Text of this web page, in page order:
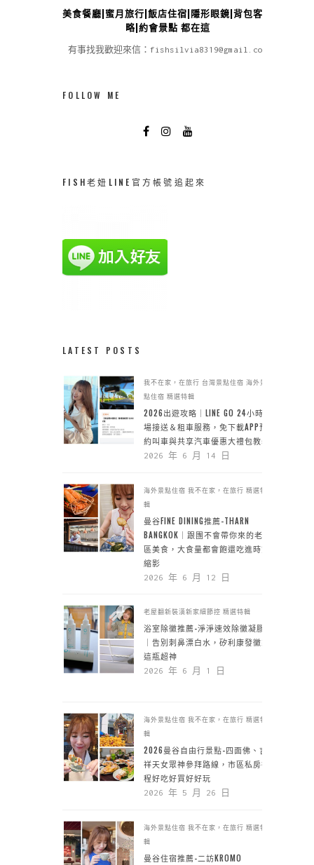
美食餐廳|蜜月旅行|飯店住宿|隱形眼鏡|背包客攻
略|約會景點 都在這
有事找我歡迎來信：fishsilvia8319@gmail.com
FOLLOW ME
FISH老妞LINE官方帳號追起來
LATEST POSTS
我不在家，在旅行 台灣景點住宿 海外景
點住宿 精選特輯
2026出遊攻略｜LINE GO 24小時機
場接送＆租車服務，免下載APP預
約叫車與共享汽車優惠大禮包教學
2026 年 6 月 14 日
海外景點住宿 我不在家，在旅行 精選特
輯
曼谷FINE DINING推薦-THARN
BANGKOK｜跟團不會帶你來的老城
區美食，大食量都會飽還吃進時空
縮影
2026 年 6 月 12 日
老屋翻新裝潢新家細節控 精選特輯
浴室除黴推薦-淨淨速效除黴凝膠
｜告別刺鼻漂白水，矽利康發黴靠
這瓶超神
2026 年 6 月 1 日
海外景點住宿 我不在家，在旅行 精選特
輯
2026曼谷自由行景點-四面佛、吉
祥天女眾神參拜路線，市區私房行
程好吃好買好好玩
2026 年 5 月 26 日
海外景點住宿 我不在家，在旅行 精選特
輯
曼谷住宿推薦-二訪KROMO